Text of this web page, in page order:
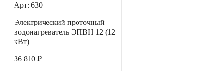
Арт: 630
Электрический проточный
водонагреватель ЭПВН 12 (12
кВт)
36 810 ₽